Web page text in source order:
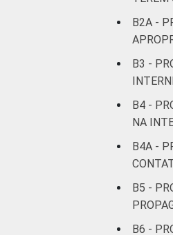
B2A -
B3 -
B4 -
NA
B4A -
B5 -
B6 -